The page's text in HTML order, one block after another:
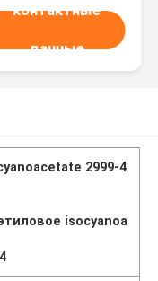
контактные
данные
2999-4
isocyanoa